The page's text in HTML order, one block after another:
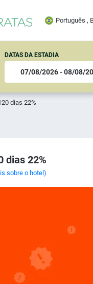
Português ,
DATAS DA ESTADIA
dias 22%
dias 22%
sobre o hotel)